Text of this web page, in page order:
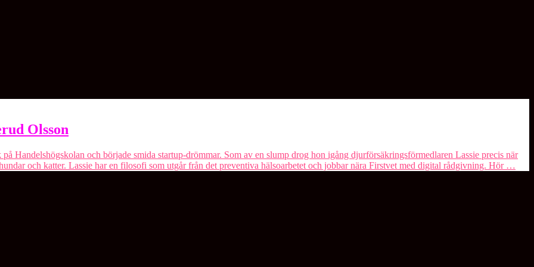
Olsson
Handelshögskolan och började smida startup-drömmar. Som av en slump drog hon igång djurförsäkringsförmedlaren Lassie precis när
och katter. Lassie har en filosofi som utgår från det preventiva hälsoarbetet och jobbar nära Firstvet med digital rådgivning. Hör …